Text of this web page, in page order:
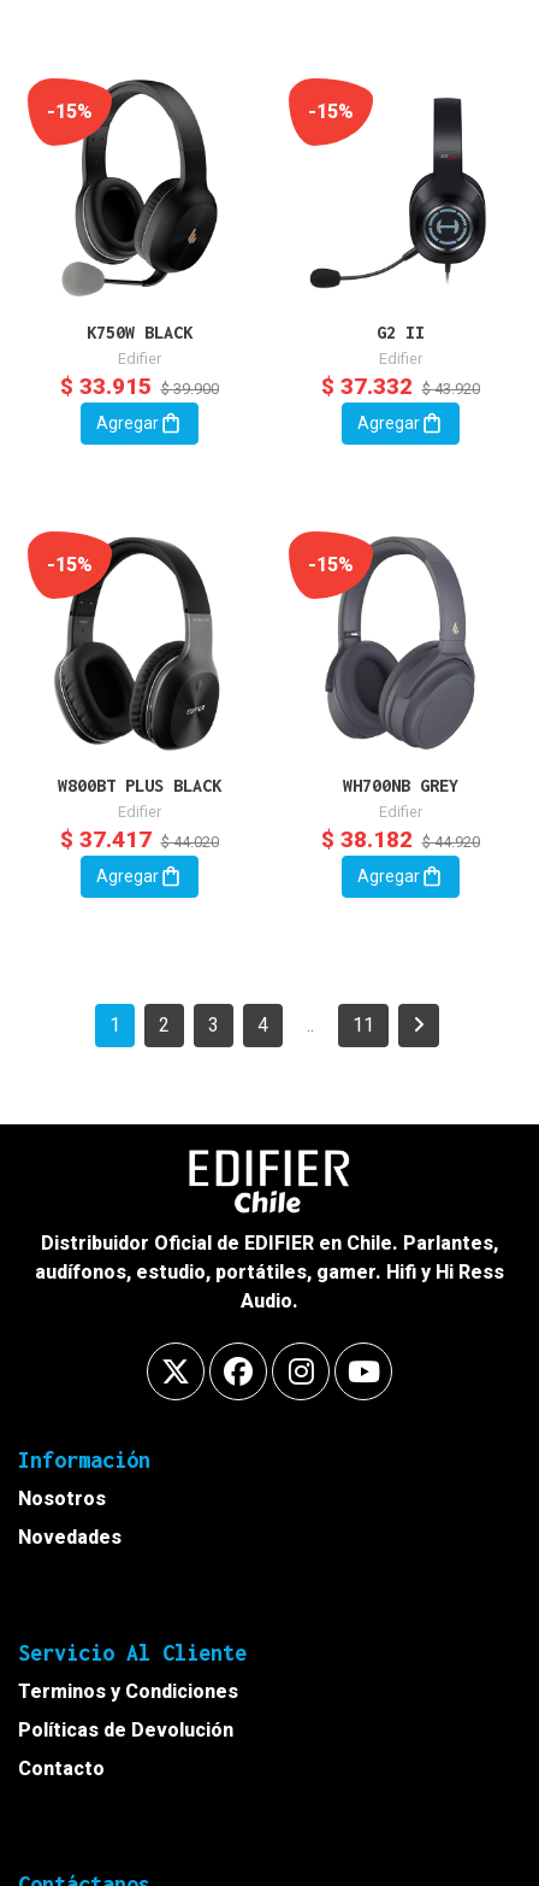
-15%
K750W BLACK
Edifier
$ 39.900
$ 33.915
Agregar
-15%
G2 II
Edifier
$ 43.920
$ 37.332
Agregar
-15%
W800BT PLUS BLACK
Edifier
$ 44.020
$ 37.417
Agregar
-15%
WH700NB GREY
Edifier
$ 44.920
$ 38.182
Agregar
1 2 3 4 .. 11
Distribuidor Oficial de EDIFIER en Chile. Parlantes,
audífonos, estudio, portátiles, gamer. Hifi y Hi Ress
Audio.
Información
Nosotros
Novedades
Servicio Al Cliente
Terminos y Condiciones
Políticas de Devolución
Contacto